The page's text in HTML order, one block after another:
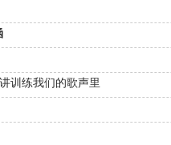
训练我们的歌声里